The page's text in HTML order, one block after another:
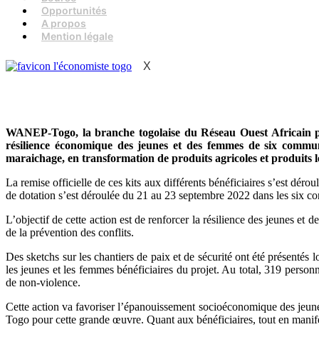
Opportunités
A propos
Mention légale
X
WANEP-Togo, la branche togolaise du Réseau Ouest
résilience économique des jeunes et des femmes de six
maraichage, en transformation de produits agricoles et produits
La remise officielle de ces kits aux différents bénéficiaires s’est
de dotation s’est déroulée du 21 au 23 septembre 2022 dans les
L’objectif de cette action est de renforcer la résilience des jeunes et
de la prévention des conflits.
Des sketchs sur les chantiers de paix et de sécurité ont été
les jeunes et les femmes bénéficiaires du projet. Au total, 319
de non-violence.
Cette action va favoriser l’épanouissement socioéconomique des
Togo pour cette grande œuvre. Quant aux bénéficiaires, tout en